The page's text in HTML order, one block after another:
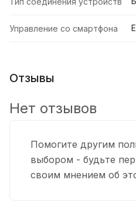
Управление со смартфона
Отзывы
Помогите другим
выбором - будьте
своим мнением об
Нет отзывов